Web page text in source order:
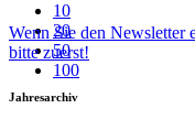
10
20
50
100
Wenn Sie den Newsletter
bitte zuerst!
Jahresarchiv